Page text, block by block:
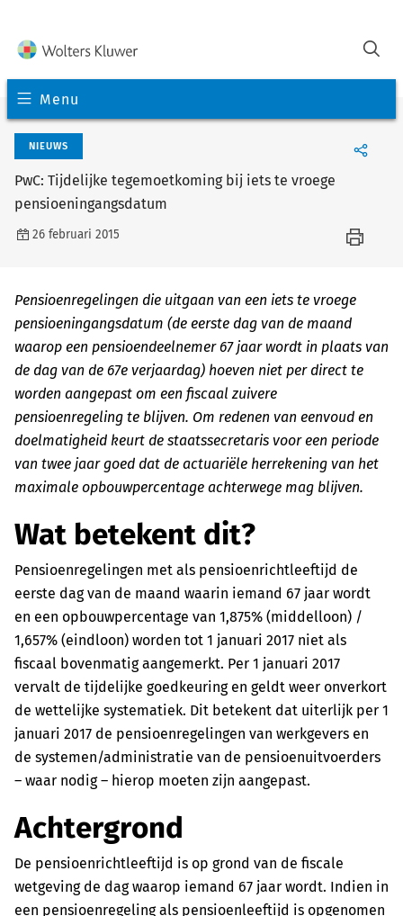
Menu
NIEUWS
PwC: Tijdelijke tegemoetkoming bij iets te vroege
pensioeningangsdatum
26 februari 2015
Pensioenregelingen die uitgaan van een iets te vroege
pensioeningangsdatum (de eerste dag van de maand
waarop een pensioendeelnemer 67 jaar wordt in plaats van
de dag van de 67e verjaardag) hoeven niet per direct te
worden aangepast om een fiscaal zuivere
pensioenregeling te blijven. Om redenen van eenvoud en
doelmatigheid keurt de staatssecretaris voor een periode
van twee jaar goed dat de actuariële herrekening van het
maximale opbouwpercentage achterwege mag blijven.
Wat betekent dit?
Pensioenregelingen met als pensioenrichtleeftijd de
eerste dag van de maand waarin iemand 67 jaar wordt
en een opbouwpercentage van 1,875% (middelloon) /
1,657% (eindloon) worden tot 1 januari 2017 niet als
fiscaal bovenmatig aangemerkt. Per 1 januari 2017
vervalt de tijdelijke goedkeuring en geldt weer onverkort
de wettelijke systematiek. Dit betekent dat uiterlijk per 1
januari 2017 de pensioenregelingen van werkgevers en
de systemen/administratie van de pensioenuitvoerders
– waar nodig – hierop moeten zijn aangepast.
Achtergrond
De pensioenrichtleeftijd is op grond van de fiscale
wetgeving de dag waarop iemand 67 jaar wordt. Indien in
een pensioenregeling als pensioenleeftijd is opgenomen